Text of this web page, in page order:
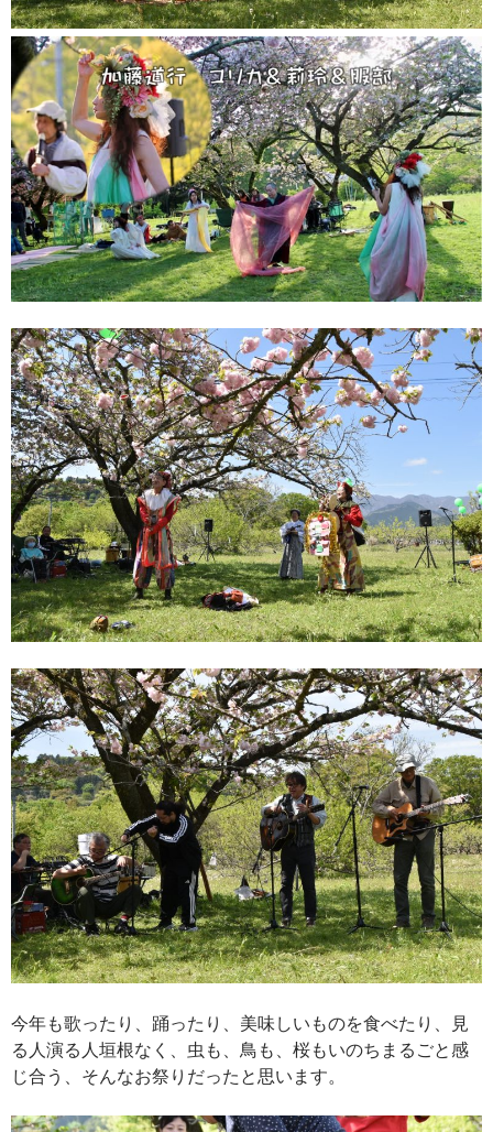
今年も歌ったり、踊ったり、美味しいものを食べたり、見
る人演る人垣根なく、虫も、鳥も、桜もいのちまるごと感
じ合う、そんなお祭りだったと思います。